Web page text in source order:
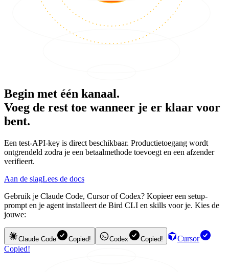
Begin met één kanaal.
Voeg de rest toe wanneer je er klaar voor
bent.
Een test-API-key is direct beschikbaar. Productietoegang wordt
ontgrendeld zodra je een betaalmethode toevoegt en een afzender
verifieert.
Aan de slagLees de docs
Gebruik je Claude Code, Cursor of Codex? Kopieer een setup-
prompt en je agent installeert de Bird CLI en skills voor je. Kies de
jouwe:
Claude Code Copied! Codex Copied!
Cursor
Copied!